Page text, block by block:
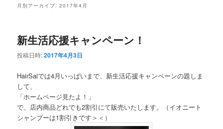
月別アーカイブ:2017年4月
新生活応援キャンペーン！
投稿日時:2017年4月3日
HairSaiでは4月いっぱいまで、新生活応援キャンペーンの題しま
して、
「ホームページ見たよ！」
で、店内商品どれでも2割引にて販売いたします。（イオニート
シャンプーは1割引きです＞＜）